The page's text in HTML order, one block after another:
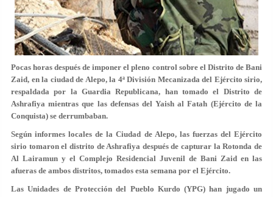
Pocas horas después de imponer el pleno control sobre el Distrito de Bani
Zaid, en la ciudad de Alepo, la 4ª División Mecanizada del Ejército sirio,
respaldada por la Guardia Republicana, han tomado el Distrito de
Ashrafiya mientras que las defensas del Yaish al Fatah (Ejército de la
Conquista) se derrumbaban.
Según informes locales de la Ciudad de Alepo, las fuerzas del Ejército
sirio tomaron el distrito de Ashrafiya después de capturar la Rotonda de
Al Lairamun y el Complejo Residencial Juvenil de Bani Zaid en las
afueras de ambos distritos, tomados esta semana por el Ejército.
Las Unidades de Protección del Pueblo Kurdo (YPG) han jugado un